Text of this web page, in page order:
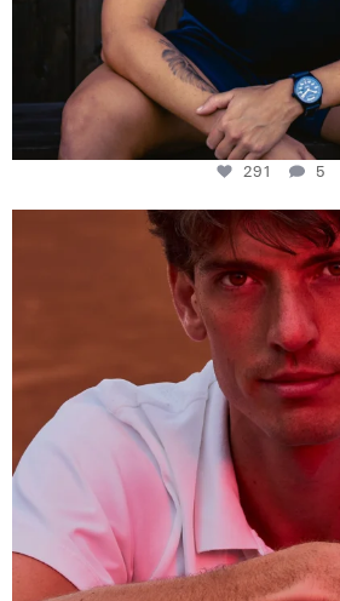
291 5
One last dance at home
This week at...
321
9